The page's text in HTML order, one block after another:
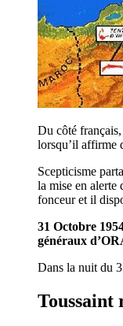
Du côté
lorsqu’il affirme
Scepticisme
la mise en
fonceur et il
31 Octobre
généraux
Dans la nuit du
Toussaint